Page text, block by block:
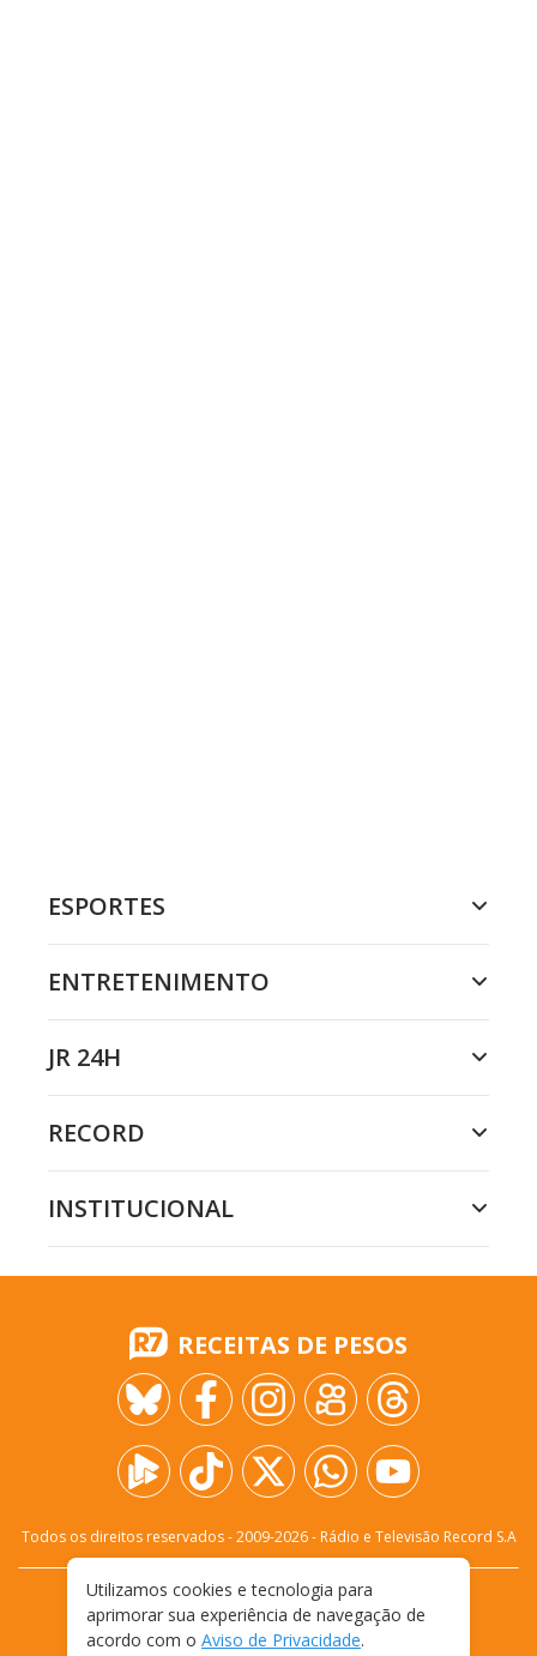
ESPORTES
ENTRETENIMENTO
JR 24H
RECORD
INSTITUCIONAL
RECEITAS DE PESOS
Todos os direitos reservados - 2009-2026- Rádio e Televisão Record S.A
FALE CONOSCO
PRIVACIDADE
TERMOS E CONDIÇÕES DE USO
Utilizamos cookies e tecnologia para
aprimorar sua experiência de navegação de
acordo com o Aviso de Privacidade.